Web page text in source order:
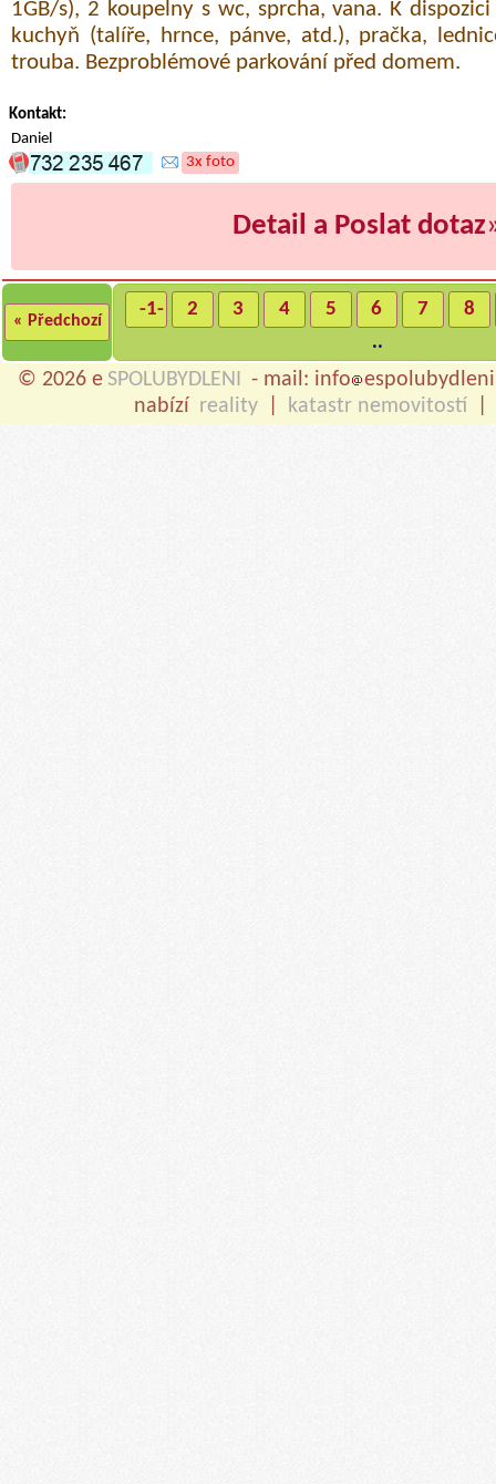
1GB/s), 2 koupelny s wc, sprcha, vana. K
kuchyň (talíře, hrnce, pánve, atd.), pračka,
trouba. Bezproblémové parkování před domem.
Kontakt:
Daniel
3x foto
Detail a Poslat dotaz
« Předchozí
-1- 2 3 4 5 6 7
8
..
© 2026 e SPOLUBYDLENI - mail: info
nabízí reality katastr nemovitostí